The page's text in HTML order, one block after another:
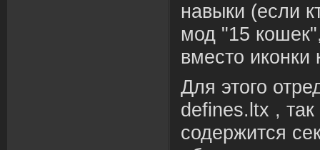
навыки (если
мод "15
вместо иконки
Для этого
defines.ltx ,
содержится